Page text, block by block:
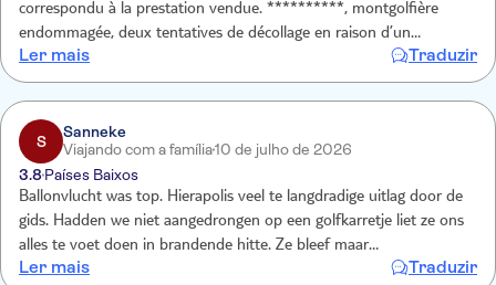
correspondu à la prestation vendue. **********, montgolfière
endommagée, deux tentatives de décollage en raison d’un
problème technique et envol bien après les autres ballons nous ont
empêchés de vivre l’expérience promise au lever du soleil. Cette
prestation nous a semblé non conforme, peu rassurante et peu
professionnelle. Non digne du prestation vendu par un prestataire
TUI nous demandons remboursement
Ler mais Traduzir
S
Sanneke
Viajando com a família10 de julho de 2026
3.8 Países Baixos
Ballonvlucht was top. Hierapolis veel te langdradige uitlag door de
gids. Hadden we niet aangedrongen op een golfkarretje liet ze ons
alles te voet doen in brandende hitte. Ze bleef maar
onverstaanbaar tateren. De leuke dingen zoals de witte kalkrotsen
Ler mais Traduzir